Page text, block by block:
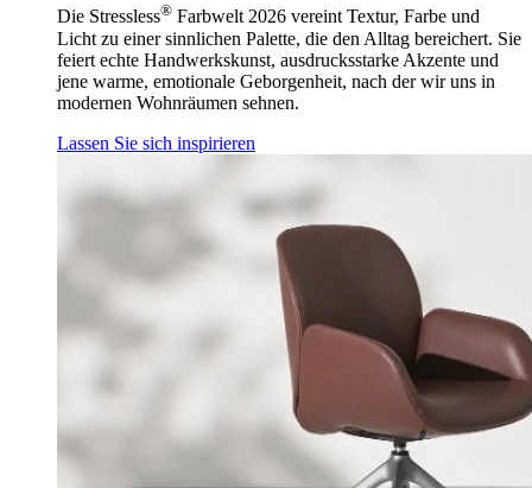
Die Stressless® Farbwelt 2026 vereint Textur, Farbe und
Licht zu einer sinnlichen Palette, die den Alltag bereichert. Sie
feiert echte Handwerkskunst, ausdrucksstarke Akzente und
jene warme, emotionale Geborgenheit, nach der wir uns in
modernen Wohnräumen sehnen.
Lassen Sie sich inspirieren